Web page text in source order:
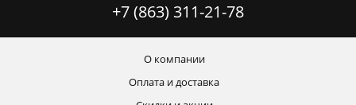
+7 (863) 311-21-78
О компании
Оплата и доставка